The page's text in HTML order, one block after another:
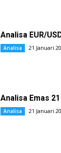
Analisa EUR/
Analisa 21 Januari
Analisa Emas
Analisa 21 Januari